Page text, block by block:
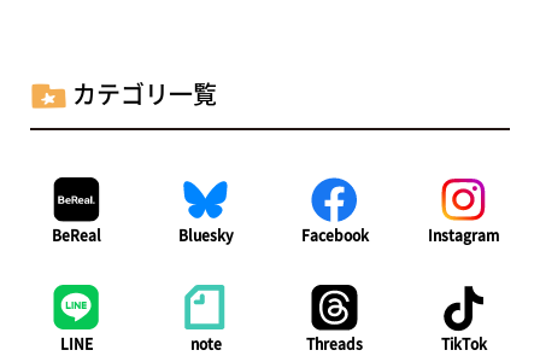
カテゴリ一覧
BeReal Bluesky Facebook Instagram
LINE note Threads TikTok